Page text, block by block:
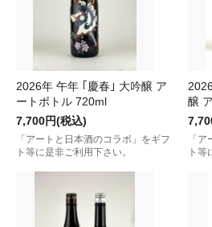
2026年 午年 ｢慶春｣ 大吟醸 ア
ートボトル 720ml
7,700円(税込)
「アートと日本酒のコラボ」をギフ
ト等に是非ご利用下さい。
醸
「
ト等